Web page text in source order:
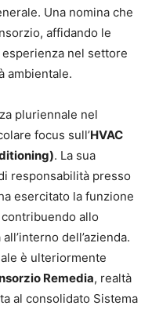
Una nomina che
affidando le
nel settore
ambientale.
pluriennale nel
focus sull’HVAC
. La sua
responsabilità presso
esercitato la funzione
contribuendo allo
dell’azienda.
è ulteriormente
Remedia, realtà
al consolidato Sistema